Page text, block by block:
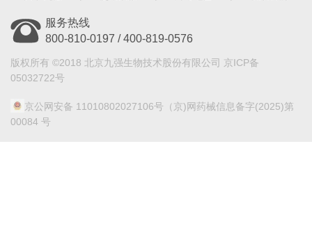
服务热线
800-810-0197 / 400-819-0576
版权所有 ©2018 北京九强生物技术股份有限公司 京ICP备
05032722号
京公网安备 11010802027106号 （京)网药械信息备字(2025)第
00084 号